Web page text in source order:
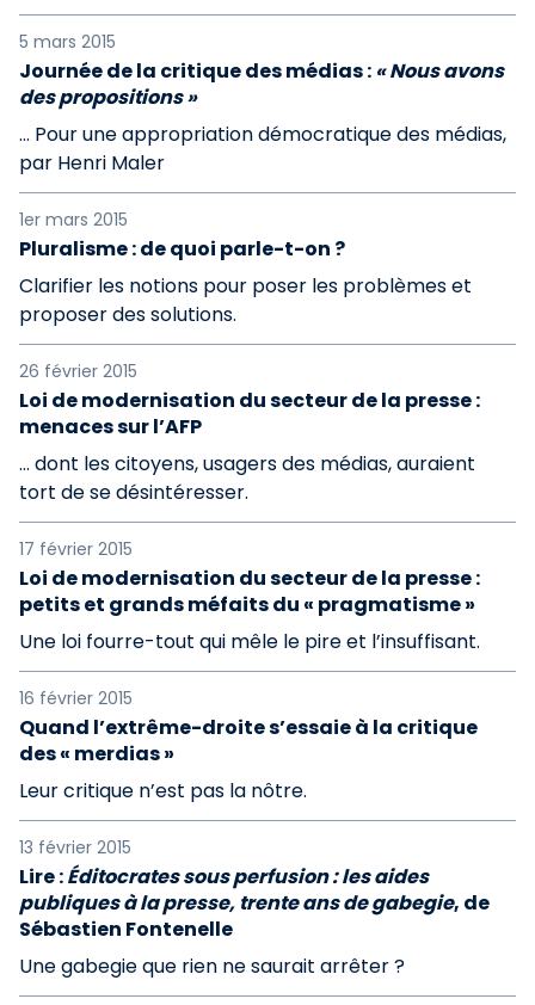
5 mars 2015
Journée de la critique des médias : « Nous avons
des propositions »
… Pour une appropriation démocratique des médias,
par Henri Maler
1er mars 2015
Pluralisme : de quoi parle-t-on ?
Clarifier les notions pour poser les problèmes et
proposer des solutions.
26 février 2015
Loi de modernisation du secteur de la presse :
menaces sur l’AFP
… dont les citoyens, usagers des médias, auraient
tort de se désintéresser.
17 février 2015
Loi de modernisation du secteur de la presse :
petits et grands méfaits du « pragmatisme »
Une loi fourre-tout qui mêle le pire et l’insuffisant.
16 février 2015
Quand l’extrême-droite s’essaie à la critique
des « merdias »
Leur critique n’est pas la nôtre.
13 février 2015
Lire :Éditocrates sous perfusion : les aides
publiques à la presse, trente ans de gabegie, de
Sébastien Fontenelle
Une gabegie que rien ne saurait arrêter ?